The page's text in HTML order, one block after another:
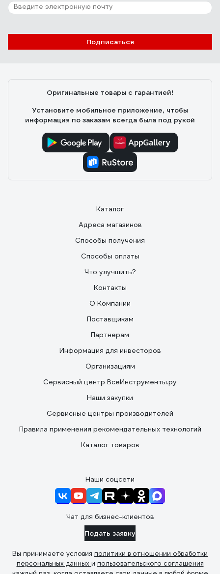
Подписаться
Оригинальные товары с гарантией!
Установите мобильное приложение, чтобы
информация по заказам всегда была под рукой
Каталог
Адреса магазинов
Способы получения
Способы оплаты
Что улучшить?
Контакты
О Компании
Поставщикам
Партнерам
Информация для инвесторов
Организациям
Сервисный центр ВсеИнструменты.ру
Наши закупки
Сервисные центры производителей
Правила применения рекомендательных технологий
Каталог товаров
Наши соцсети
Чат для бизнес-клиентов
Подать заявку
Вы принимаете условия политики в отношении обработки
персональных данных и пользовательского соглашения